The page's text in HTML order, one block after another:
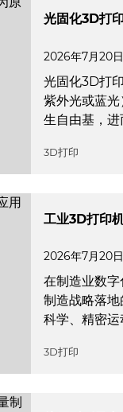
光固化3D打
2026年7月20日
光固化3D打
紫外光或蓝
生自由基，进
3D打印
工业3D打印
2026年7月20日
在制造业数
制造战略落
科学、精密运
3D打印